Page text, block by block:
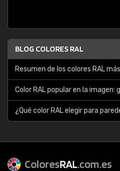
BLOG COLORES RAL
Resumen de los colores RAL
Color RAL popular en la
¿Qué color RAL elegir para
ColoresRAL.com.es